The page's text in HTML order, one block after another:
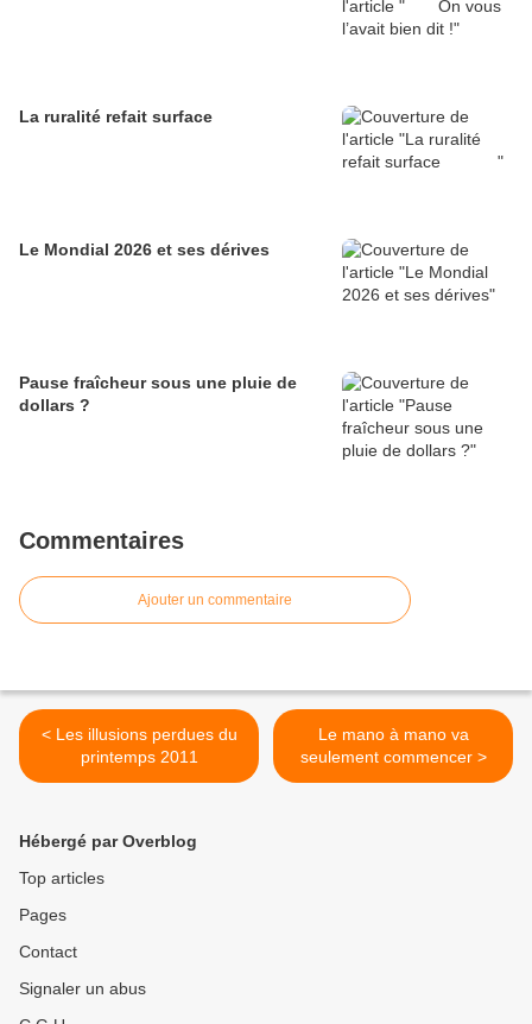
Le Mondial 2026 et ses dérives
Pause fraîcheur sous une pluie de
dollars ?
Commentaires
Ajouter un commentaire
< Les illusions perdues du
printemps 2011
Le mano à mano va
seulement commencer >
Hébergé par Overblog
Top articles
Pages
Contact
Signaler un abus